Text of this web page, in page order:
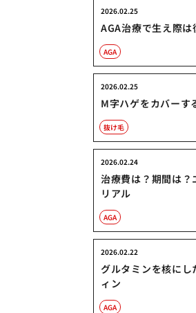
AGA治療で生え際は
2026.02.25
AGA
M字ハゲをカバーす
2026.02.25
抜け毛
治療費は？期間は？
リアル
2026.02.24
AGA
グルタミンを核にし
ィン
2026.02.22
AGA